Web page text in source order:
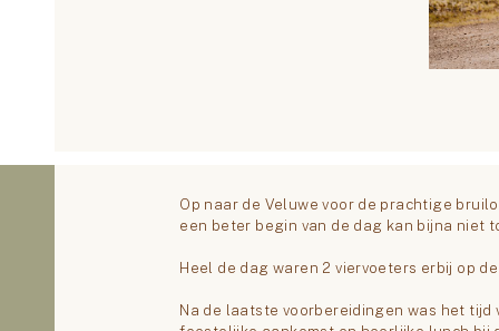
Ruim 12 jaar geleden ontdekte ik mijn passie